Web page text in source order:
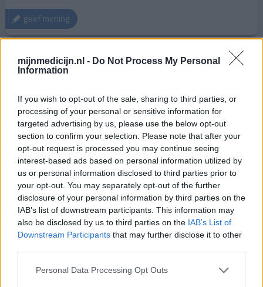
mijnmedicijn.nl - Do Not Process My Personal
Information
If you wish to opt-out of the sale, sharing to third parties, or
processing of your personal or sensitive information for
targeted advertising by us, please use the below opt-out
section to confirm your selection. Please note that after your
opt-out request is processed you may continue seeing
interest-based ads based on personal information utilized by
us or personal information disclosed to third parties prior to
your opt-out. You may separately opt-out of the further
disclosure of your personal information by third parties on the
IAB’s list of downstream participants. This information may
also be disclosed by us to third parties on the IAB’s List of
Downstream Participants that may further disclose it to other
Personal Data Processing Opt Outs
geef mening
Tracydal
Chronische depressie
Effectiviteit
Hoeveelheid bijwerkingen
na jaren verschillende antidepressiva gebruikt te hebben
begon ik met parnate tot deze over ging naar tracidal en
toen begon de ellende Ik ging ernstige geheugen verlies
te krijgen en ik werd weer steeds depressiever Ik ben in
een periode van geheugen verlies zelfs in coma geraakt
en dat kon niet zeggen de artsen Maar van een arts heb ik
geef mening